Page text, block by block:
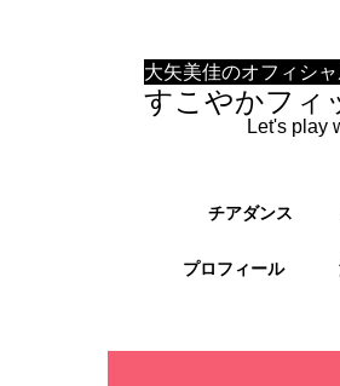
大矢美佳のオフィシャ
すこやかフィ
Let's play
チアダンス
プロフィール